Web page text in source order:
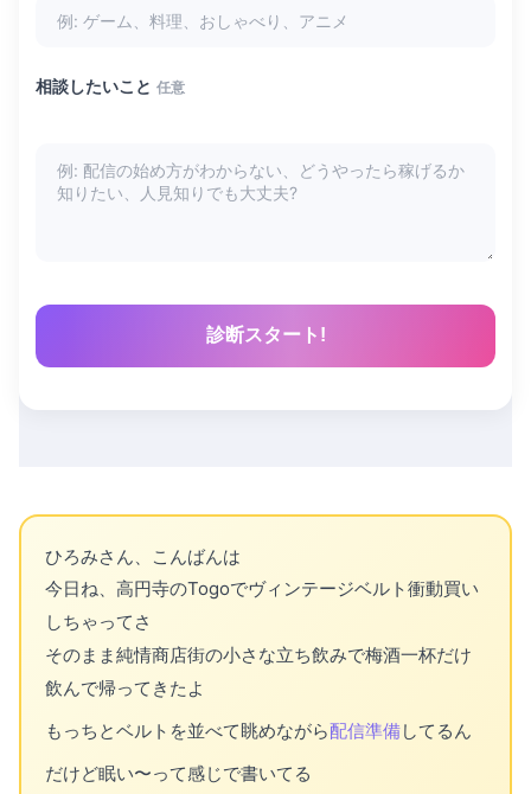
相談したいこと 任意
診断スタート!
ひろみさん、こんばんは
今日ね、高円寺のTogoでヴィンテージベルト衝動買い
しちゃってさ
そのまま純情商店街の小さな立ち飲みで梅酒一杯だけ
飲んで帰ってきたよ
もっちとベルトを並べて眺めながら配信準備してるん
だけど眠い〜って感じで書いてる